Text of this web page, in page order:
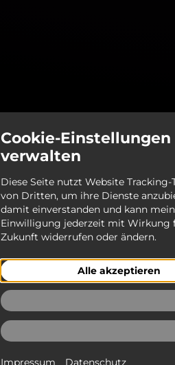
Cookie-Einstellungen
verwalten
Diese Seite nutzt Website
von Dritten, um ihre Dienste
damit einverstanden und kann
Einwilligung jederzeit mit Wirkung
Zukunft widerrufen oder ändern.
Alle akzeptieren
Impressum Datenschutz